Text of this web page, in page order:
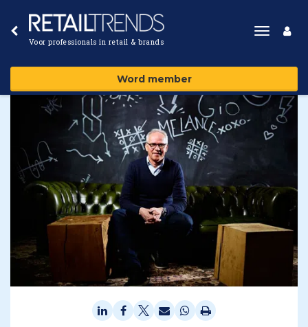
Voor professionals in retail & brands
Toggle
Word member